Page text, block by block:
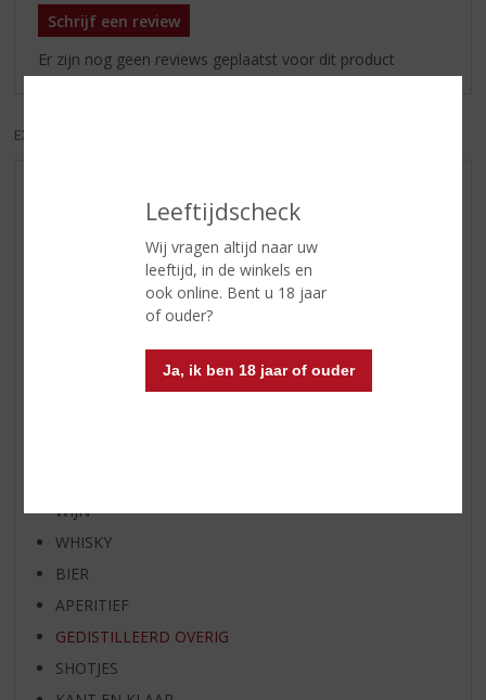
Leeftijdscheck
Wij vragen altijd naar uw
leeftijd, in de winkels en
ook online. Bent u 18 jaar
of ouder?
Ja, ik ben 18 jaar of ouder
Schrijf een review
Er zijn nog geen reviews geplaatst voor dit product
EXCL. BTW
WIJN VAN DE MAAND
WHISKY VAN DE MAAND
RUM VAN DE MAAND
BIER VAN DE MAAND
SPIRIT VAN DE MAAND
EXCLUSIEF TOPSLIJTER
WIJN
WHISKY
BIER
APERITIEF
GEDISTILLEERD OVERIG
SHOTJES